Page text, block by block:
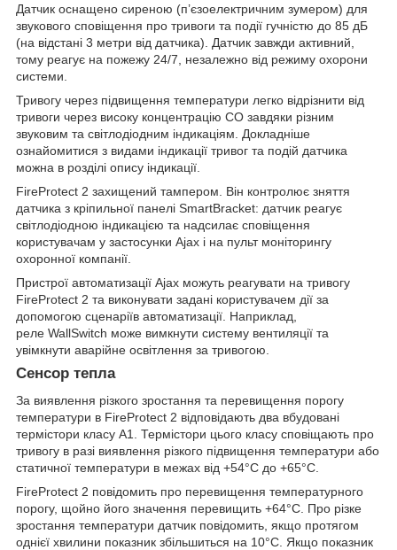
Датчик оснащено сиреною (п’єзоелектричним зумером) для
звукового сповіщення про тривоги та події гучністю до 85 дБ
(на відстані 3 метри від датчика). Датчик завжди активний,
тому реагує на пожежу 24/7, незалежно від режиму охорони
системи.
Тривогу через підвищення температури легко відрізнити від
тривоги через високу концентрацію СО завдяки різним
звуковим та світлодіодним індикаціям. Докладніше
ознайомитися з видами індикації тривог та подій датчика
можна в розділі опису індикації.
FireProtect 2 захищений тампером. Він контролює зняття
датчика з кріпильної панелі SmartBracket: датчик реагує
світлодіодною індикацією та надсилає сповіщення
користувачам у застосунки Ajax і на пульт моніторингу
охоронної компанії.
Пристрої автоматизації Ajax можуть реагувати на тривогу
FireProtect 2 та виконувати задані користувачем дії за
допомогою сценаріїв автоматизації. Наприклад,
реле WallSwitch може вимкнути систему вентиляції та
увімкнути аварійне освітлення за тривогою.
Сенсор тепла
За виявлення різкого зростання та перевищення порогу
температури в FireProtect 2 відповідають два вбудовані
термістори класу А1. Термістори цього класу сповіщають про
тривогу в разі виявлення різкого підвищення температури або
статичної температури в межах від +54°C до +65°C.
FireProtect 2 повідомить про перевищення температурного
порогу, щойно його значення перевищить +64°C. Про різке
зростання температури датчик повідомить, якщо протягом
однієї хвилини показник збільшиться на 10°C. Якщо показник